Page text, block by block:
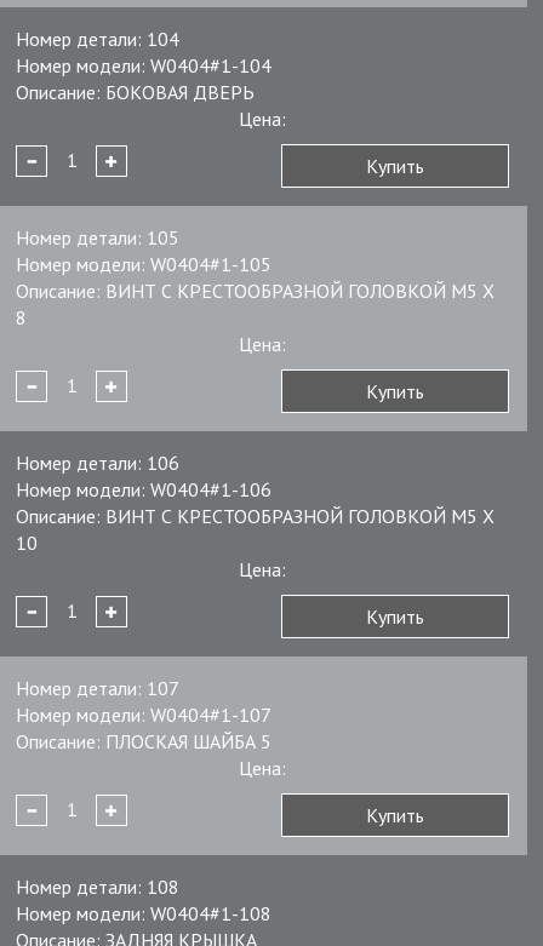
Номер детали: 104
Номер модели: W0404#1-104
Описание: БОКОВАЯ ДВЕРЬ
Цена:
Купить
Номер детали: 105
Номер модели: W0404#1-105
Описание: ВИНТ С КРЕСТООБРАЗНОЙ ГОЛОВКОЙ M5 X
8
Цена:
Купить
Номер детали: 106
Номер модели: W0404#1-106
Описание: ВИНТ С КРЕСТООБРАЗНОЙ ГОЛОВКОЙ M5 X
10
Цена:
Купить
Номер детали: 107
Номер модели: W0404#1-107
Описание: ПЛОСКАЯ ШАЙБА 5
Цена:
Купить
Номер детали: 108
Номер модели: W0404#1-108
Описание: ЗАДНЯЯ КРЫШКА